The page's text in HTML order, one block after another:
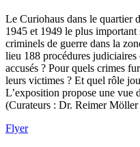
Le Curiohaus dans le quartier
1945 et 1949 le plus
criminels de guerre dans la
lieu 188 procédures judiciaires
accusés ? Pour quels crimes
leurs victimes ? Et quel rôle
L’exposition propose une vue
(Curateurs : Dr. Reimer
Flyer